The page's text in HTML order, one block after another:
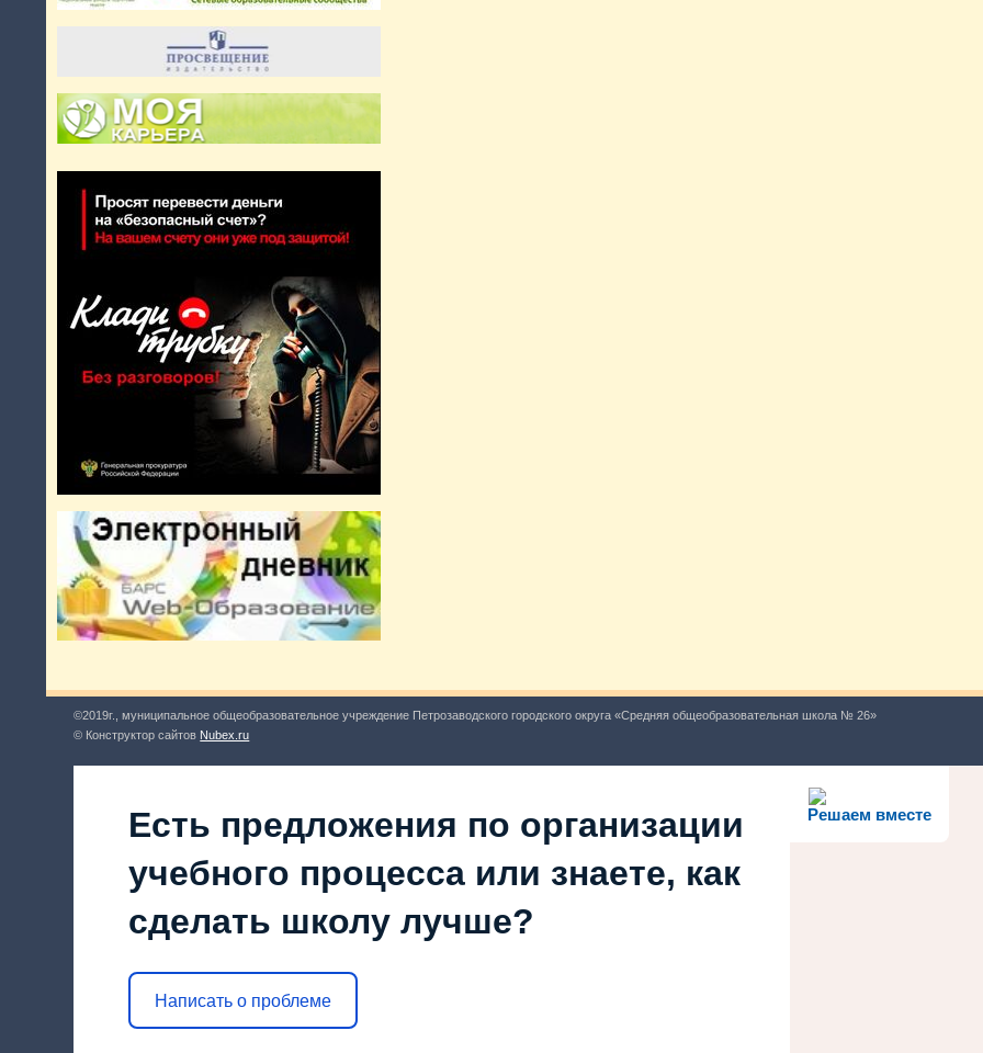
©2019г., муниципальное общеобразовательное учреждение Петрозаводского городского округа «Средняя общеобразовательная школа № 26»
© Конструктор сайтов Nubex.ru
Решаем вместе
Есть предложения по организации
учебного процесса или знаете, как
сделать школу лучше?
Написать о проблеме